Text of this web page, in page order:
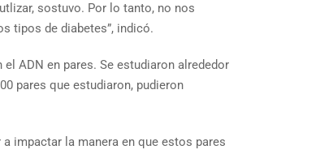
sostuvo. Por lo tanto, no nos
tipos de diabetes”, indicó.
ADN en pares. Se estudiaron alrededor
pares que estudiaron, pudieron
impactar la manera en que estos pares